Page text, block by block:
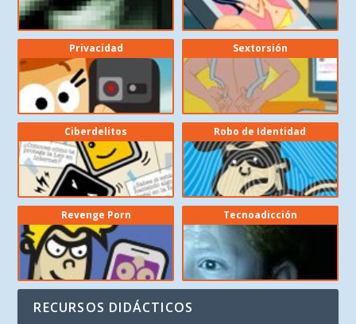
Privacidad Sextorsión
Ciberdelitos Robo de Identidad
Revenge Porn Tecnoadicción
RECURSOS DIDÁCTICOS